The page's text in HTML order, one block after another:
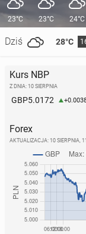
23°C
Dziś 28°C
23°C 24°C
Kurs NBP
Z DNIA: 10 SIERPNIA
GBP5.0172
Forex
AKTUALIZACJA: 10 SIERPNIA,